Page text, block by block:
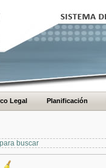
Legal Planificación
buscar